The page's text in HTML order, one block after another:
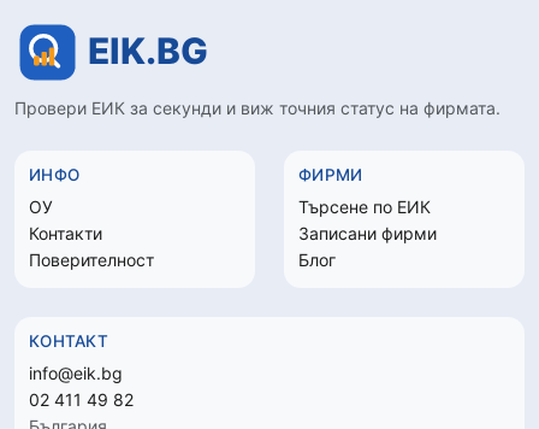
Провери ЕИК за секунди и виж точния статус на фирмата.
ИНФО
ОУ
Контакти
Поверителност
ФИРМИ
Търсене по ЕИК
Записани фирми
Блог
КОНТАКТ
info@eik.bg
02 411 49 82